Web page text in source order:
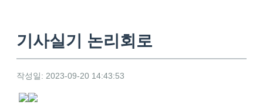
기사실기 논리회로
작성일: 2023-09-20 14:43:53